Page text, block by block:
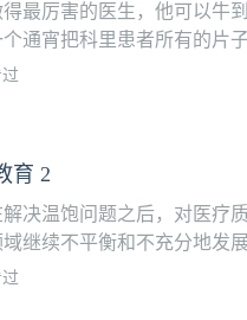
望谈生，怎么生得好，既
家人的陪伴是有限的，都
们尊重生命、珍惜生命、热
最厉害的医生，他可以牛
通宵把科里患者所有的片
的时间剔除患者骨缝中的
育 2
决温饱问题之后，对医疗
继续不平衡和不充分地发
医学人文教育，有助于缓